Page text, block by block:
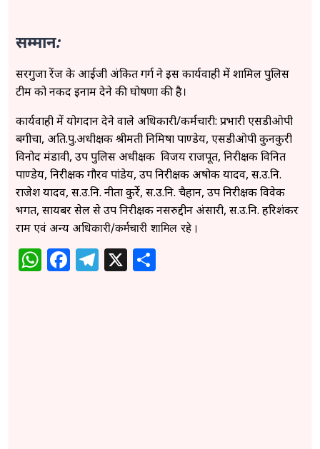
सम्मान:
सरगुजा रेंज के आईजी अंकित गर्ग ने इस कार्यवाही में शामिल पुलिस
टीम को नकद इनाम देने की घोषणा की है।
कार्यवाही में योगदान देने वाले अधिकारी/कर्मचारी: प्रभारी एसडीओपी
बगीचा, अति.पु.अधीक्षक श्रीमती निमिषा पाण्डेय, एसडीओपी कुनकुरी
विनोद मंडावी, उप पुलिस अधीक्षक विजय राजपूत, निरीक्षक विनित
पाण्डेय, निरीक्षक गौरव पांडेय, उप निरीक्षक अषोक यादव, स.उ.नि.
राजेश यादव, स.उ.नि. नीता कुर्रे, स.उ.नि. चैहान, उप निरीक्षक विवेक
भगत, सायबर सेल से उप निरीक्षक नसरुद्दीन अंसारी, स.उ.नि. हरिशंकर
राम एवं अन्य अधिकारी/कर्मचारी शामिल रहे।
WhatsApp
Facebook
Telegram
X